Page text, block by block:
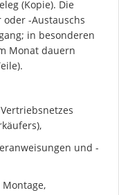
(Kopie). Die
-Austauschs
in besonderen
Monat dauern
und -